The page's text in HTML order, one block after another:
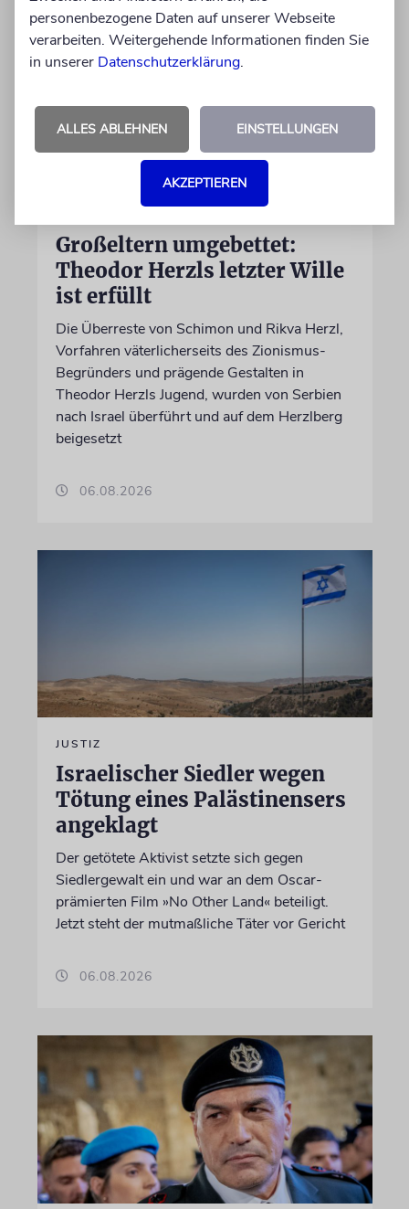
Großeltern umgebettet:
Theodor Herzls letzter Wille
ist erfüllt
Die Überreste von Schimon und Rikva Herzl,
Vorfahren väterlicherseits des Zionismus-
Begründers und prägende Gestalten in
Theodor Herzls Jugend, wurden von Serbien
nach Israel überführt und auf dem Herzlberg
beigesetzt
06.08.2026
JUSTIZ
Israelischer Siedler wegen
Tötung eines Palästinensers
angeklagt
Der getötete Aktivist setzte sich gegen
Siedlergewalt ein und war an dem Oscar-
prämierten Film »No Other Land« beteiligt.
Jetzt steht der mutmaßliche Täter vor Gericht
06.08.2026
personenbezogene Daten auf unserer Webseite
verarbeiten. Weitergehende Informationen finden Sie
in unserer Datenschutzerklärung.
ALLES ABLEHNEN EINSTELLUNGEN
AKZEPTIEREN